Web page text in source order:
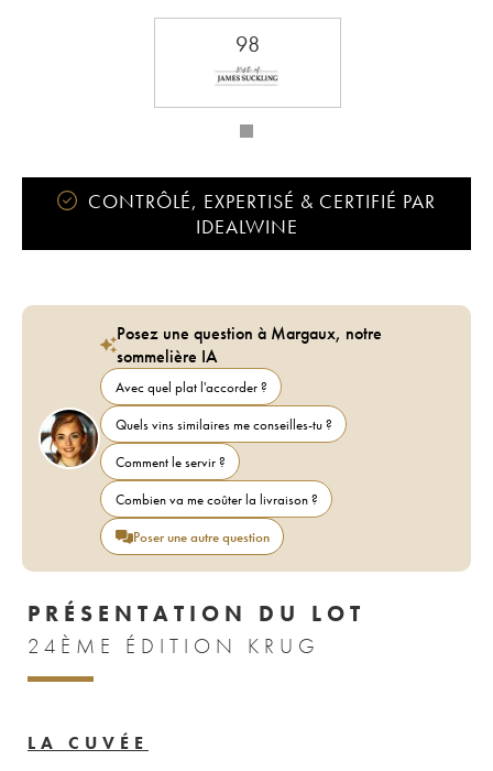
98
CONTRÔLÉ, EXPERTISÉ & CERTIFIÉ PAR
IDEALWINE
Posez une question à Margaux, notre
sommelière IA
Avec quel plat l'accorder ?
Quels vins similaires me conseilles-tu ?
Comment le servir ?
Combien va me coûter la livraison ?
Poser une autre question
PRÉSENTATION DU LOT
24ÈME ÉDITION KRUG
LA CUVÉE